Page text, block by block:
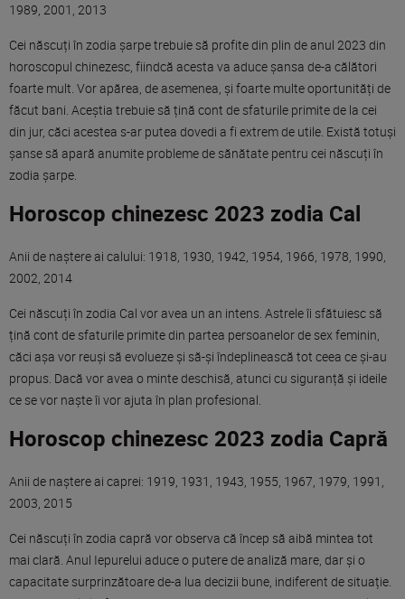
1989, 2001, 2013
Cei născuți în zodia șarpe trebuie să profite din plin de anul 2023 din
horoscopul chinezesc, fiindcă acesta va aduce șansa de-a călători
foarte mult. Vor apărea, de asemenea, și foarte multe oportunități de
făcut bani. Aceștia trebuie să țină cont de sfaturile primite de la cei
din jur, căci acestea s-ar putea dovedi a fi extrem de utile. Există totuși
șanse să apară anumite probleme de sănătate pentru cei născuți în
zodia șarpe.
Horoscop chinezesc 2023 zodia Cal
Anii de naștere ai calului: 1918, 1930, 1942, 1954, 1966, 1978, 1990,
2002, 2014
Cei născuți în zodia Cal vor avea un an intens. Astrele îi sfătuiesc să
țină cont de sfaturile primite din partea persoanelor de sex feminin,
căci așa vor reuși să evolueze și să-și îndeplinească tot ceea ce și-au
propus. Dacă vor avea o minte deschisă, atunci cu siguranță și ideile
ce se vor naște îi vor ajuta în plan profesional.
Horoscop chinezesc 2023 zodia Capră
Anii de naștere ai caprei: 1919, 1931, 1943, 1955, 1967, 1979, 1991,
2003, 2015
Cei născuți în zodia capră vor observa că încep să aibă mintea tot
mai clară. Anul Iepurelui aduce o putere de analiză mare, dar și o
capacitate surprinzătoare de-a lua decizii bune, indiferent de situație.